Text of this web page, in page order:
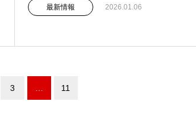
最新情報 2026.01.06
3 … 11